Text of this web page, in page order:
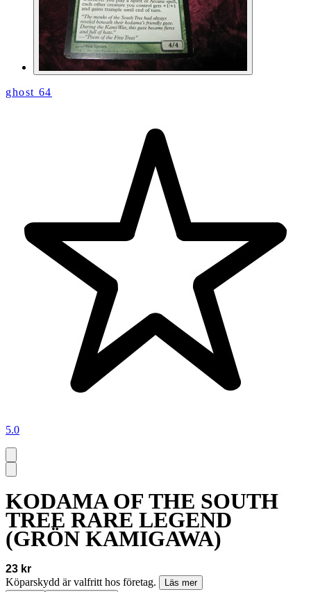
ghost 64
5.0
KODAMA OF THE SOUTH
TREE RARE LEGEND
(GRÖN KAMIGAWA)
23 kr
Köparskydd är valfritt hos företag.
Läs mer